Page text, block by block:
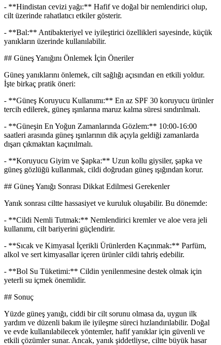
- **Hindistan cevizi yağı:** Hafif ve doğal bir nemlendirici olup,
cilt üzerinde rahatlatıcı etkiler gösterir.
- **Bal:** Antibakteriyel ve iyileştirici özellikleri sayesinde, küçük
yanıkların üzerinde kullanılabilir.
## Güneş Yanığını Önlemek İçin Öneriler
Güneş yanıklarını önlemek, cilt sağlığı açısından en etkili yoldur.
İşte birkaç pratik öneri:
- **Güneş Koruyucu Kullanımı:** En az SPF 30 koruyucu ürünler
tercih edilerek, güneş ışınlarına maruz kalma süresi sındırılmalı.
- **Güneşin En Yoğun Zamanlarında Gözlem:** 10:00-16:00
saatleri arasında güneş ışınlarının dik açıyla geldiği zamanlarda
dışarı çıkmaktan kaçınılmalı.
- **Koruyucu Giyim ve Şapka:** Uzun kollu giysiler, şapka ve
güneş gözlüğü kullanmak, cildi doğrudan güneş ışığından korur.
## Güneş Yanığı Sonrası Dikkat Edilmesi Gerekenler
Yanık sonrası ciltte hassasiyet ve kuruluk oluşabilir. Bu dönemde:
- **Cildi Nemli Tutmak:** Nemlendirici kremler ve aloe vera jeli
kullanımı, cilt bariyerini güçlendirir.
- **Sıcak ve Kimyasal İçerikli Ürünlerden Kaçınmak:** Parfüm,
alkol ve sert kimyasallar içeren ürünler cildi tahriş edebilir.
- **Bol Su Tüketimi:** Cildin yenilenmesine destek olmak için
yeterli su içmek önemlidir.
## Sonuç
Yüzde güneş yanığı, ciddi bir cilt sorunu olmasa da, uygun ilk
yardım ve düzenli bakım ile iyileşme süreci hızlandırılabilir. Doğal
ve evde kullanılabilecek yöntemler, hafif yanıklar için güvenli ve
etkili çözümler sunar. Ancak, yanık şiddetliyse, ciltte büyük hasar